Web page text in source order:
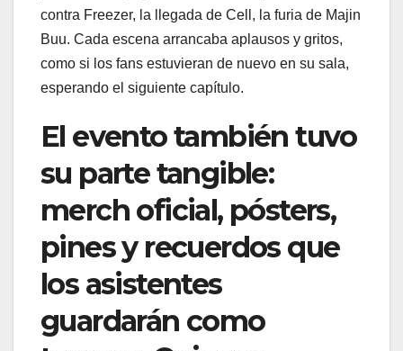
contra Freezer, la llegada de Cell, la furia de Majin
Buu. Cada escena arrancaba aplausos y gritos,
como si los fans estuvieran de nuevo en su sala,
esperando el siguiente capítulo.
El evento también tuvo
su parte tangible:
merch oficial, pósters,
pines y recuerdos que
los asistentes
guardarán como